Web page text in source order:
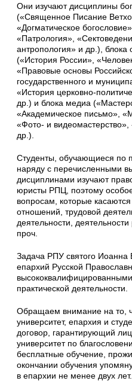
Они изучают дисциплины
(«Священное Писание
«Догматическое
«Патрология»,
антропология» и др.),
(«История России»,
«Правовые основы
государственного и
«История церковно-
др.) и блока медиа
«Академическое письмо»,
«Фото- и видеомастерство»,
др.).
Студенты, обучающиеся по
наряду с перечисленными
дисциплинами изучают
юристы РПЦ, поэтому
вопросам, которые
отношений, трудовой
деятельности,
проч.
Задача РПУ святого
епархий Русской
практической деятельности.
Обращаем внимание на то,
университет, епархия и
договор, гарантирующий
университет по
бесплатные обучение,
окончании обучения
в епархии не менее двух лет.